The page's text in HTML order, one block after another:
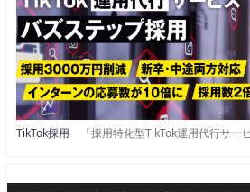
TikTok採用 「採用特化型TikTok運用代行サー